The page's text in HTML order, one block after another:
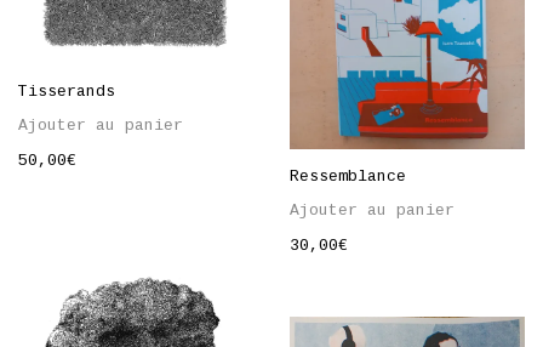
Tisserands
Ajouter au panier
50,00€
Ressemblance
Ajouter au panier
30,00€